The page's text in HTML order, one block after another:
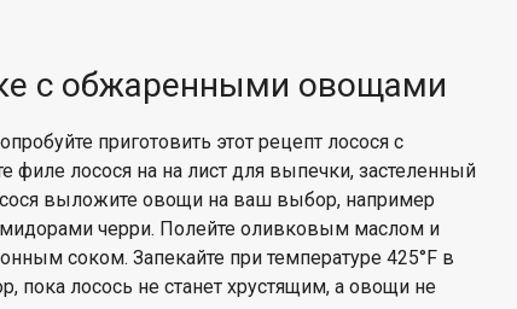
с обжаренными овощами
приготовить этот рецепт лосося с
филе лосося на на лист для выпечки, застеленный
выложите овощи на ваш выбор, например
черри. Полейте оливковым маслом и
соком. Запекайте при температуре 425°F в
пока лосось не станет хрустящим, а овощи не